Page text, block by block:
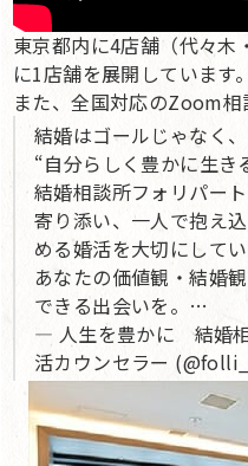
東京都内に4店舗（代々木
に1店舗を展開しています。
また、全国対応のZoom相
結婚はゴールじゃなく、
“自分らしく豊かに生き
結婚相談所フォリパー
寄り添い、一人で抱え
める婚活を大切にしてい
あなたの価値観・結婚
できる出会いを。…
— 人生を豊かに 結婚
活カウンセラー